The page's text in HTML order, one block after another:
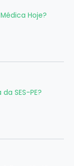
Hoje?
SES-PE?